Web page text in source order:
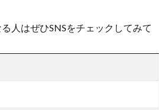
人はぜひSNSをチェックしてみて